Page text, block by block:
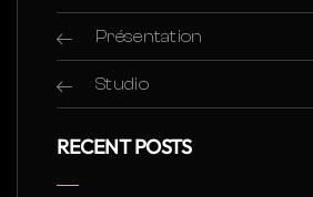
Présentation
Studio
RECENT POSTS